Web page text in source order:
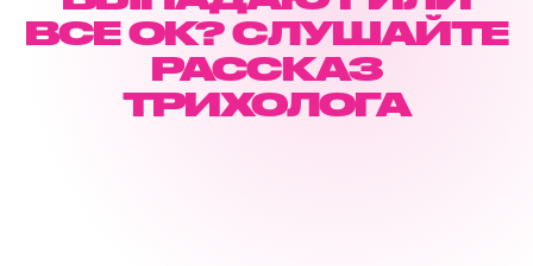
ВСЕ ОК? СЛУШАЙТЕ
РАССКАЗ
ТРИХОЛОГА